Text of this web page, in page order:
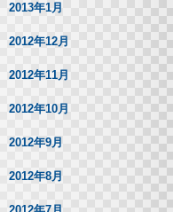
2013年1月
2012年12月
2012年11月
2012年10月
2012年9月
2012年8月